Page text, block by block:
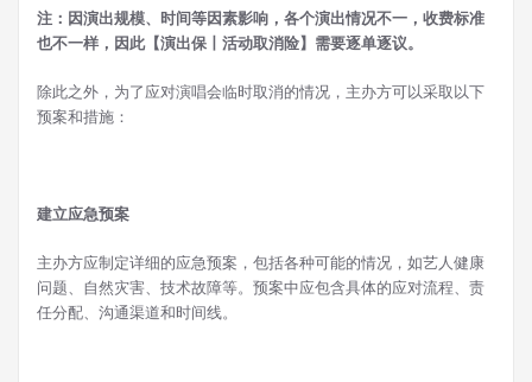
注：因演出规模、时间等因素影响，各个演出情况不一，收费标准
也不一样，因此【演出保丨活动取消险】需要逐单逐议。
除此之外，为了应对演唱会临时取消的情况，主办方可以采取以下
预案和措施：
建立应急预案
主办方应制定详细的应急预案，包括各种可能的情况，如艺人健康
问题、自然灾害、技术故障等。预案中应包含具体的应对流程、责
任分配、沟通渠道和时间线。